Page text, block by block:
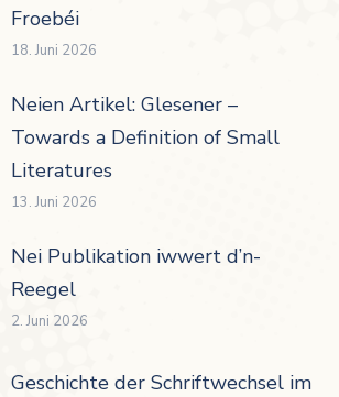
Froebéi
18. Juni 2026
Neien Artikel: Glesener –
Towards a Definition of Small
Literatures
13. Juni 2026
Nei Publikation iwwert d’n-
Reegel
2. Juni 2026
Geschichte der Schriftwechsel im